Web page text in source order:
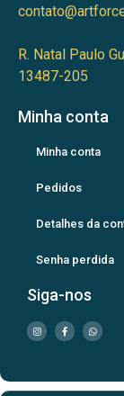
R. Natal Paulo
13487-205
Minha conta
Minha conta
Pedidos
Detalhes da
Senha perdida
Siga-nos